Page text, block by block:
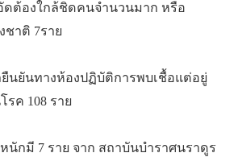
ดต้องใกล้ชิดคนจำนวนมาก หรือ
ชาติ 7ราย
นยันทางห้องปฏิบัติการพบเชื้อแต่อยู่
รค 108 ราย
นักมี 7 ราย จาก สถาบันบำราศนราดูร